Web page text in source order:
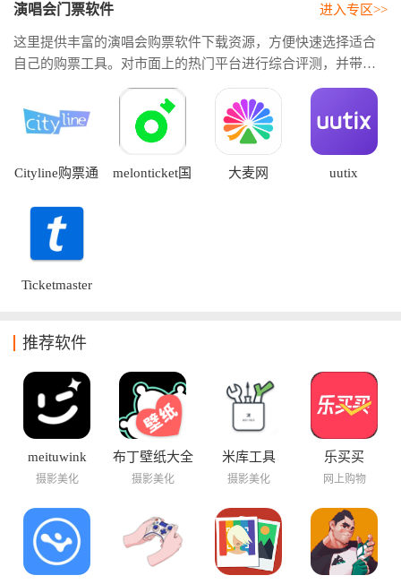
演唱会门票软件
这里提供丰富的演唱会购票软件下载资源，方便快速选择适合
自己的购票工具。对市面上的热门平台进行综合评测，并带来
实用的演唱会购票软件推荐。本专题还会持续更新最新的演唱
会购票app排行，结合用户口碑、下载热度、功能体验和平台服
务等维度进行整理。
进入专区>>
Cityline购票通
melonticket国
大麦网 uutix
Ticketmaster
推荐软件
meituwink
摄影美化
布丁壁纸大全
摄影美化
米库工具
摄影美化
乐买买
网上购物